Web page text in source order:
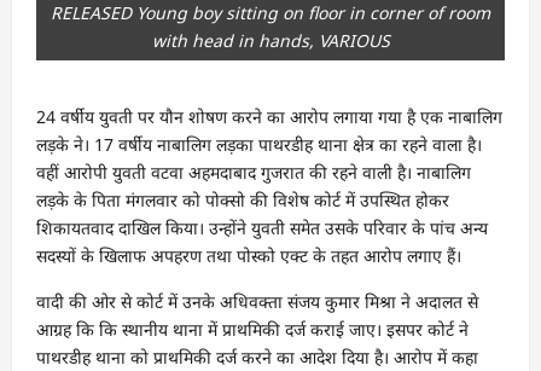
RELEASED Young boy sitting on floor in corner of room
with head in hands, VARIOUS
24 वर्षीय युवती पर यौन शोषण करने का आरोप लगाया गया है एक नाबालिग
लड़के ने। 17 वर्षीय नाबालिग लड़का पाथरडीह थाना क्षेत्र का रहने वाला है।
वहीं आरोपी युवती वटवा अहमदाबाद गुजरात की रहने वाली है। नाबालिग
लड़के के पिता मंगलवार को पोक्सो की विशेष कोर्ट में उपस्थित होकर
शिकायतवाद दाखिल किया। उन्होंने युवती समेत उसके परिवार के पांच अन्य
सदस्यों के खिलाफ अपहरण तथा पोस्को एक्ट के तहत आरोप लगाए हैं।
वादी की ओर से कोर्ट में उनके अधिवक्ता संजय कुमार मिश्रा ने अदालत से
आग्रह कि कि स्थानीय थाना में प्राथमिकी दर्ज कराई जाए। इसपर कोर्ट ने
पाथरडीह थाना को प्राथमिकी दर्ज करने का आदेश दिया है। आरोप में कहा